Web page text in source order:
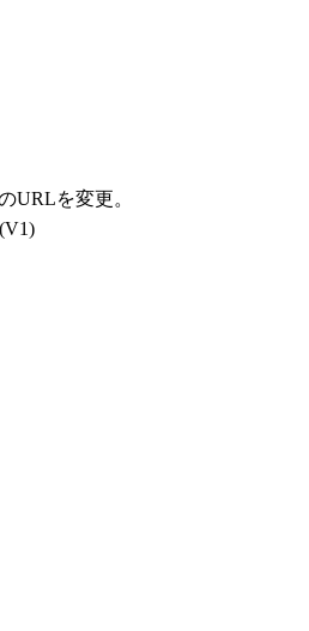
URLを変更。